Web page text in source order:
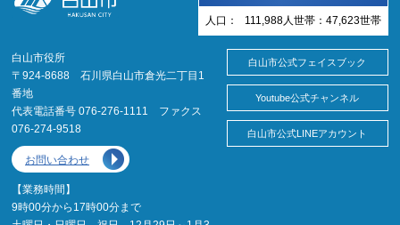
人口： 111,988 人 世帯： 47,623世帯
白山市役所
〒924-8688 石川県白山市倉光二丁目1
番地
代表電話番号 076-276-1111 ファクス
076-274-9518
お問い合わせ
【業務時間】
9時00分から17時00分まで
白山市公式フェイスブック
Youtube公式チャンネル
白山市公式LINEアカウント